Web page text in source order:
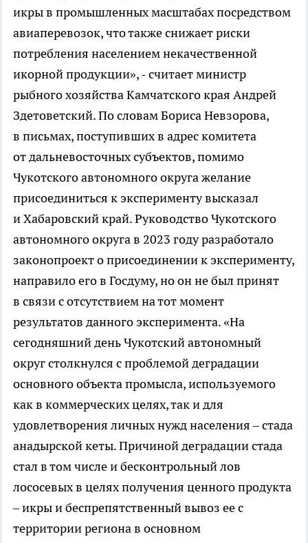
икры в промышленных масштабах посредством
авиаперевозок, что также снижает риски
потребления населением некачественной
икорной продукции», - считает министр
рыбного хозяйства Камчатского края Андрей
Здетоветский. По словам Бориса Невзорова,
в письмах, поступивших в адрес комитета
от дальневосточных субъектов, помимо
Чукотского автономного округа желание
присоединиться к эксперименту высказал
и Хабаровский край. Руководство Чукотского
автономного округа в 2023 году разработало
законопроект о присоединении к эксперименту,
направило его в Госдуму, но он не был принят
в связи с отсутствием на тот момент
результатов данного эксперимента. «На
сегодняшний день Чукотский автономный
округ столкнулся с проблемой деградации
основного объекта промысла, используемого
как в коммерческих целях, так и для
удовлетворения личных нужд населения – стада
анадырской кеты. Причиной деградации стада
стал в том числе и бесконтрольный лов
лососевых в целях получения ценного продукта
– икры и беспрепятственный вывоз ее с
территории региона в основном